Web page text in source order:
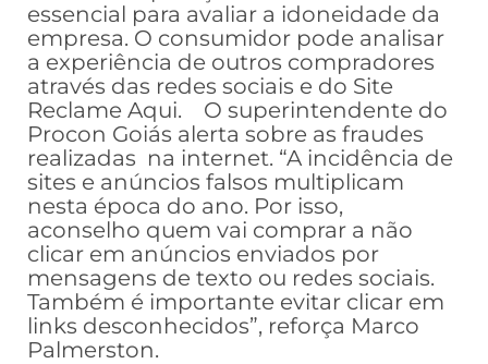
essencial para avaliar a idoneidade da
empresa. O consumidor pode analisar
a experiência de outros compradores
através das redes sociais e do Site
Reclame Aqui. O superintendente do
Procon Goiás alerta sobre as fraudes
realizadas na internet. “A incidência de
sites e anúncios falsos multiplicam
nesta época do ano. Por isso,
aconselho quem vai comprar a não
clicar em anúncios enviados por
mensagens de texto ou redes sociais.
Também é importante evitar clicar em
links desconhecidos”, reforça Marco
Palmerston.